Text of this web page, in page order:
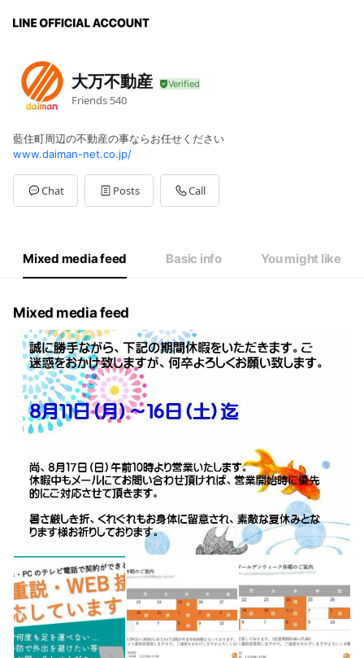
大万不動産
Friends 540
藍住町周辺の不動産の事ならお任せください
www.daiman-net.co.jp/
Chat Posts Call
Mixed media feed Basic info You might like
Mixed media feed